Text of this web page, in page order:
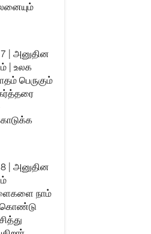
| அனுதின
| உலக
பெருகும்
| அனுதின
நாம்
கொண்டு